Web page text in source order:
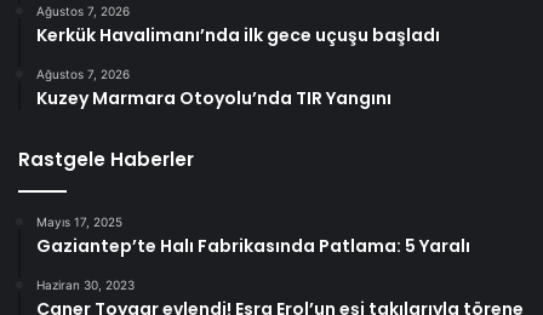
Ağustos 7, 2026
Kerkük Havalimanı’nda ilk gece uçuşu başladı
Ağustos 7, 2026
Kuzey Marmara Otoyolu’nda TIR Yangını
Rastgele Haberler
Mayıs 17, 2025
Gaziantep’te Halı Fabrikasında Patlama: 5 Yaralı
Haziran 30, 2023
Caner Toygar evlendi! Esra Erol’un eşi takılarıyla törene